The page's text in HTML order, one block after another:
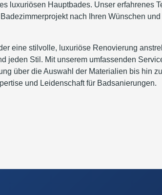
luxuriösen Hauptbades. Unser erfahrenes
nach Ihren Wünschen und
eine stilvolle, luxuriöse Renovierung
jeden Stil. Mit unserem umfassenden
über die Auswahl der Materialien bis hin
und Leidenschaft für Badsanierungen.